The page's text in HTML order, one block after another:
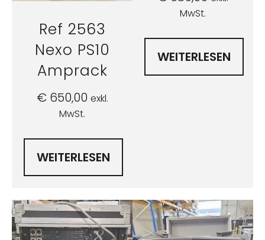
Ref 2563
Nexo PS10
Amprack
€650,00 exkl.
MwSt.
WEITERLESEN
MwSt.
WEITERLESEN